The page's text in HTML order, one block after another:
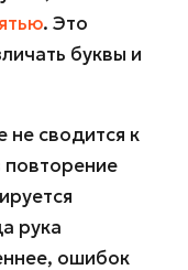
. Это
буквы и
не сводится к
повторение
рука
ошибок